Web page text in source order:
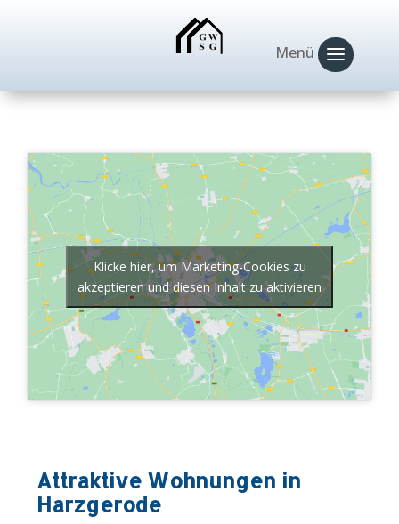
Klicke hier, um Marketing-Cookies zu
akzeptieren und diesen Inhalt zu aktivieren
Attraktive Wohnungen in
Harzgerode